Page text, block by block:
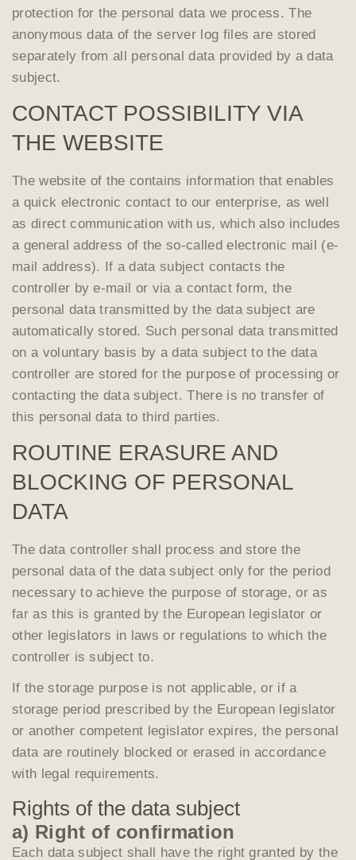
protection for the personal data we process. The
anonymous data of the server log files are stored
separately from all personal data provided by a data
subject.
CONTACT POSSIBILITY VIA
THE WEBSITE
The website of the contains information that enables
a quick electronic contact to our enterprise, as well
as direct communication with us, which also includes
a general address of the so-called electronic mail (e-
mail address). If a data subject contacts the
controller by e-mail or via a contact form, the
personal data transmitted by the data subject are
automatically stored. Such personal data transmitted
on a voluntary basis by a data subject to the data
controller are stored for the purpose of processing or
contacting the data subject. There is no transfer of
this personal data to third parties.
ROUTINE ERASURE AND
BLOCKING OF PERSONAL
DATA
The data controller shall process and store the
personal data of the data subject only for the period
necessary to achieve the purpose of storage, or as
far as this is granted by the European legislator or
other legislators in laws or regulations to which the
controller is subject to.
If the storage purpose is not applicable, or if a
storage period prescribed by the European legislator
or another competent legislator expires, the personal
data are routinely blocked or erased in accordance
with legal requirements.
Rights of the data subject
a) Right of confirmation
Each data subject shall have the right granted by the